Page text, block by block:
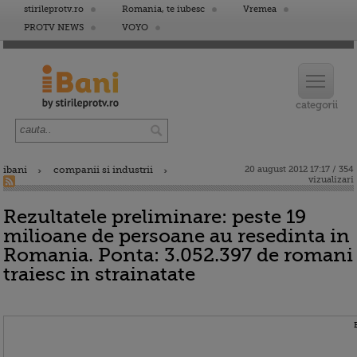
stirileprotv.ro Romania, te iubesc
Vremea
PROTV NEWS
VOYO
ibani companii si industrii
20 august 2012 17:17 / 354
vizualizari
Rezultatele preliminare: peste 19
milioane de persoane au resedinta in
Romania. Ponta: 3.052.397 de romani
traiesc in strainatate